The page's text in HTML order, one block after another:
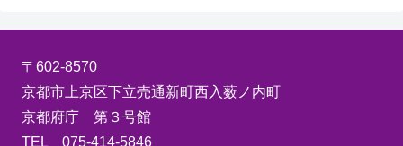
〒602-8570
京都市上京区下立売通新町西入薮ノ内町
京都府庁 第３号館
TEL 075-414-5846